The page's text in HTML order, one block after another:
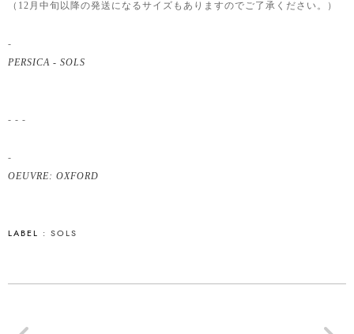
（12月中旬以降の発送になるサイズもありますのでご了承ください。）
-
PERSICA - SOLS
- - -
-
OEUVRE: OXFORD
LABEL : SOLS